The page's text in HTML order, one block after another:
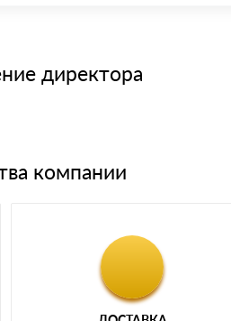
директора
компании